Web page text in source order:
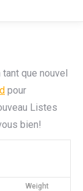
que nouvel
pour
Listes
bien!
Weight